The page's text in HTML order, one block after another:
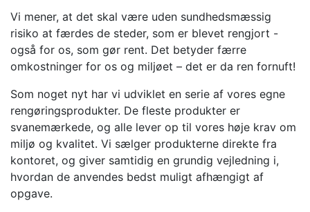
Vi mener, at det skal være uden sundhedsmæssig
risiko at færdes de steder, som er blevet rengjort -
også for os, som gør rent. Det betyder færre
omkostninger for os og miljøet – det er da ren fornuft!
Som noget nyt har vi udviklet en serie af vores egne
rengøringsprodukter. De fleste produkter er
svanemærkede, og alle lever op til vores høje krav om
miljø og kvalitet. Vi sælger produkterne direkte fra
kontoret, og giver samtidig en grundig vejledning i,
hvordan de anvendes bedst muligt afhængigt af
opgave.